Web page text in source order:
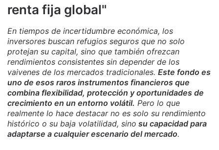
renta fija global"
En tiempos de incertidumbre económica, los
inversores buscan refugios seguros que no solo
protejan su capital, sino que también ofrezcan
rendimientos consistentes sin depender de los
vaivenes de los mercados tradicionales. Este fondo es
uno de esos raros instrumentos financieros que
combina flexibilidad, protección y oportunidades de
crecimiento en un entorno volátil. Pero lo que
realmente lo hace destacar no es solo su rendimiento
histórico o su baja volatilidad, sino su capacidad para
adaptarse a cualquier escenario del mercado.